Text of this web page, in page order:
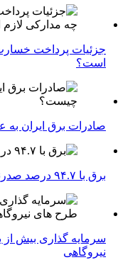
جزئیات پرداخت
است؟
صادرات برق ایران
برق با ۹۴.۷ درصد صدرنشین تورم تابستانی!
سرمایه گذاری بیش از
نیروگاهی